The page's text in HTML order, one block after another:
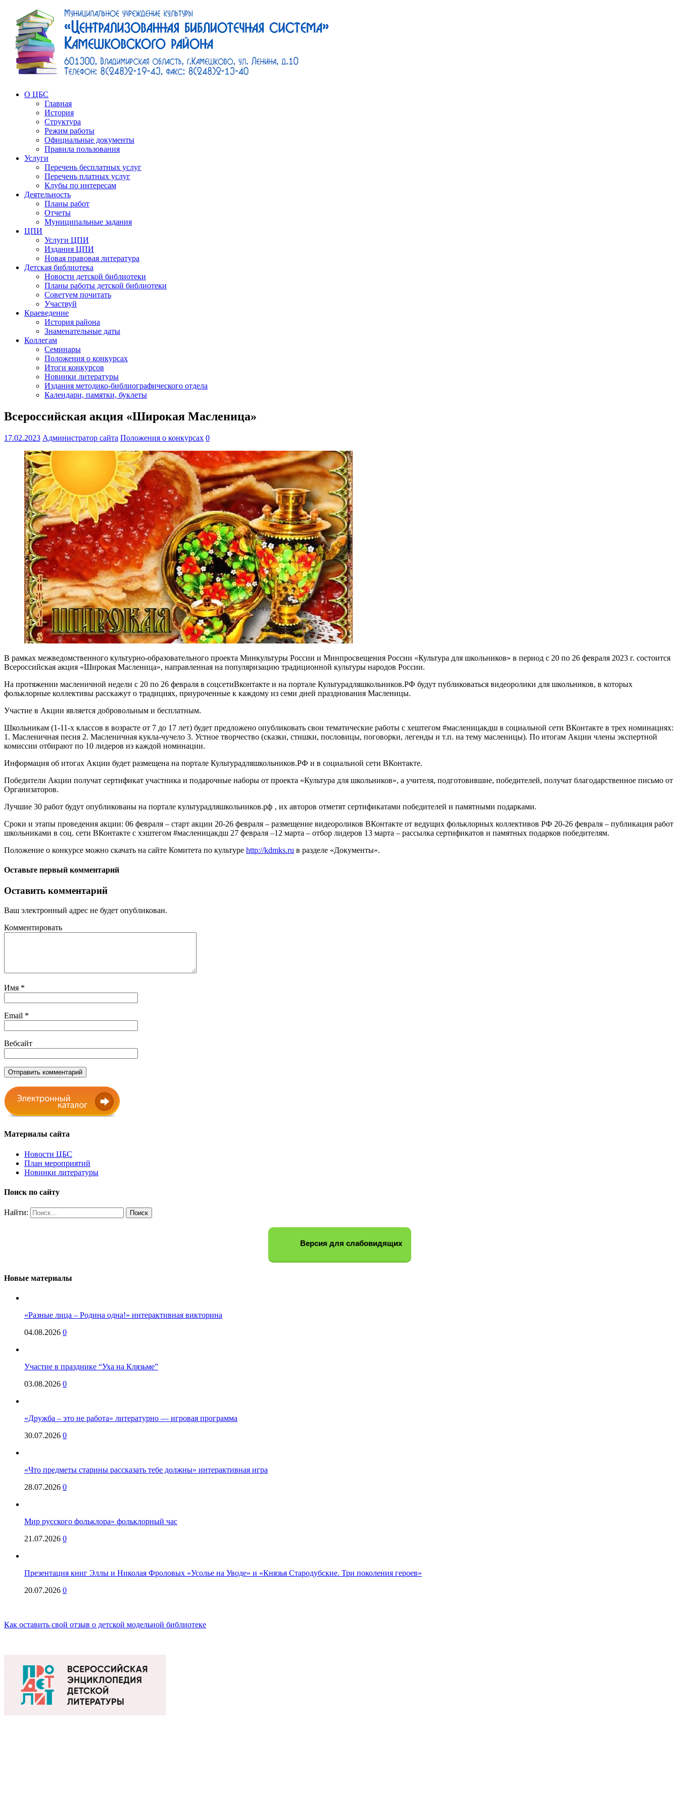
О ЦБС
Главная
История
Структура
Режим работы
Официальные документы
Правила пользования
Услуги
Перечень бесплатных услуг
Перечень платных услуг
Клубы по интересам
Деятельность
Планы работ
Отчеты
Муниципальные задания
ЦПИ
Услуги ЦПИ
Издания ЦПИ
Новая правовая литература
Детская библиотека
Новости детской библиотеки
Планы работы детской библиотеки
Советуем почитать
Участвуй
Краеведение
История района
Знаменательные даты
Коллегам
Семинары
Положения о конкурсах
Итоги конкурсов
Новинки литературы
Издания методико-библиографического отдела
Календари, памятки, буклеты
Всероссийская акция «Широкая Масленица»
17.02.2023 Администратор сайта Положения о конкурсах 0
В рамках межведомственного культурно-образовательного проекта Минкультуры России и Минпросвещения России «Культура для школьников» в период с 20 по 26 февраля 2023 г. состоится
Всероссийская акция «Широкая Масленица», направленная на популяризацию традиционной культуры народов России.
На протяжении масленичной недели с 20 по 26 февраля в соцсетиВконтакте и на портале Культурадляшкольников.РФ будут публиковаться видеоролики для школьников, в которых
фольклорные коллективы расскажут о традициях, приуроченные к каждому из семи дней празднования Масленицы.
Участие в Акции является добровольным и бесплатным.
Школьникам (1-11-х классов в возрасте от 7 до 17 лет) будет предложено опубликовать свои тематические работы с хештегом #масленицакдш в социальной сети ВКонтакте в трех номинациях:
1. Масленичная песня 2. Масленичная кукла-чучело 3. Устное творчество (сказки, стишки, пословицы, поговорки, легенды и т.п. на тему масленицы). По итогам Акции члены экспертной
комиссии отбирают по 10 лидеров из каждой номинации.
Информация об итогах Акции будет размещена на портале Культурадляшкольников.РФ и в социальной сети ВКонтакте.
Победители Акции получат сертификат участника и подарочные наборы от проекта «Культура для школьников», а учителя, подготовившие, победителей, получат благодарственное письмо от
Организаторов.
Лучшие 30 работ будут опубликованы на портале культурадляшкольников.рф ‚ их авторов отметят сертификатами победителей и памятными подарками.
Сроки и этапы проведения акции: 06 февраля – старт акции 20-26 февраля – размещение видеороликов ВКонтакте от ведущих фольклорных коллективов РФ 20-26 февраля – публикация работ
школьниками в соц. сети ВКонтакте с хэштегом #масленицакдш 27 февраля –12 марта – отбор лидеров 13 марта – рассылка сертификатов и памятных подарков победителям.
Положение о конкурсе можно скачать на сайте Комитета по культуре http://kdmks.ru в разделе «Документы».
Оставьте первый комментарий
Оставить комментарий
Ваш электронный адрес не будет опубликован.
Комментировать
Имя *
Email *
Вебсайт
Материалы сайта
Новости ЦБС
План мероприятий
Новинки литературы
Поиск по сайту
Найти:
Версия для слабовидящих
Новые материалы
«Разные лица – Родина одна!» интерактивная викторина
04.08.2026 0
Участие в празднике “Уха на Клязьме”
03.08.2026 0
«Дружба – это не работа» литературно — игровая программа
30.07.2026 0
«Что предметы старины рассказать тебе должны» интерактивная игра
28.07.2026 0
Мир русского фольклора» фольклорный час
21.07.2026 0
Презентация книг Эллы и Николая Фроловых «Усолье на Уводе» и «Князья Стародубские. Три поколения героев»
20.07.2026 0
Как оставить свой отзыв о детской модельной библиотеке